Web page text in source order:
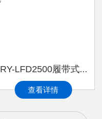
RY-LFD2500履带式...
查看详情